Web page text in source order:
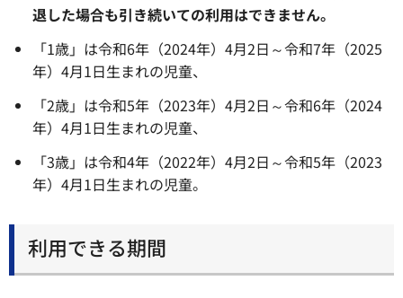
退した場合も引き続いての利用はできません。
「1歳」は令和6年（2024年）4月2日～令和7年（2025
年）4月1日生まれの児童、
「2歳」は令和5年（2023年）4月2日～令和6年（2024
年）4月1日生まれの児童、
「3歳」は令和4年（2022年）4月2日～令和5年（2023
年）4月1日生まれの児童。
利用できる期間